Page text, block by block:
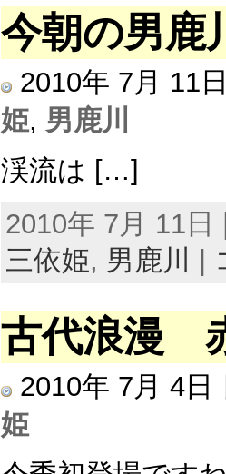
今朝の男鹿
2010年 7月 11
姫, 男鹿川
渓流は […]
2010年 7月 11
三依姫, 男鹿川
古代浪漫
2010年 7月 4
姫